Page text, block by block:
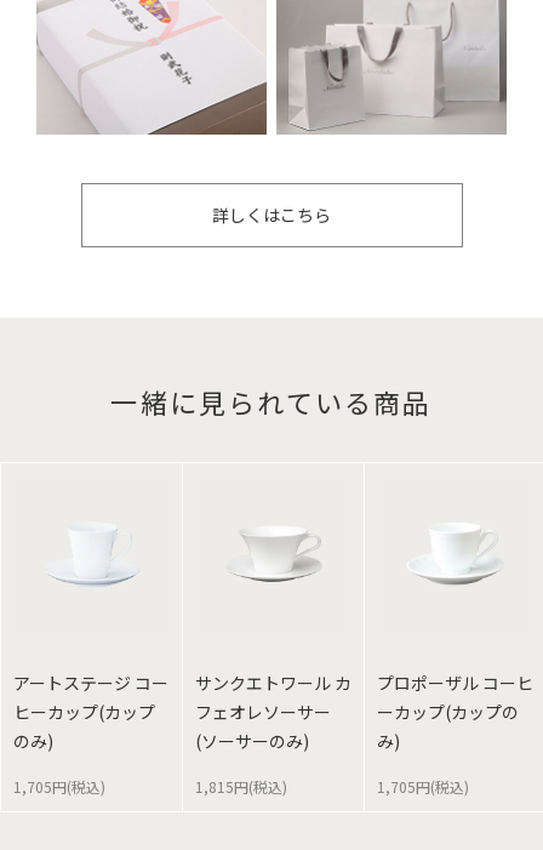
詳しくはこちら
一緒に見られている商品
アートステージ コー
ヒーカップ(カップ
のみ)
1,705円(税込)
サンクエトワール カ
フェオレソーサー
(ソーサーのみ)
1,815円(税込)
プロポーザル コーヒ
ーカップ(カップの
み)
1,705円(税込)